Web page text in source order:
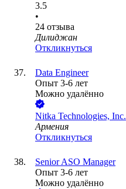
3.5
•
24 отзыва
Дилиджан
Откликнуться
Data Engineer
Опыт 3-6 лет
Можно удалённо
Nitka Technologies, Inc.
Армения
Откликнуться
Senior ASO Manager
Опыт 3-6 лет
Можно удалённо